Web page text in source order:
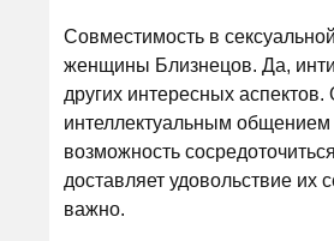
Совместимость в
женщины Близнецов. Да,
других интересных
интеллектуальным общением
возможность
доставляет удовольствие их
важно.